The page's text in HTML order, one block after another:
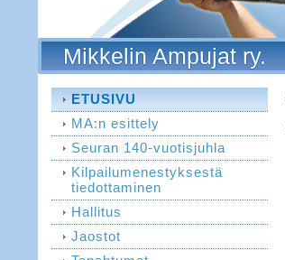
Mikkelin Ampujat ry.
ETUSIVU
MA:n esittely
Seuran 140-vuotisjuhla
Kilpailumenestyksestä
tiedottaminen
Hallitus
Jaostot